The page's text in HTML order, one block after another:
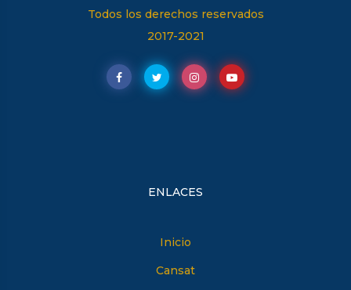
Todos los derechos reservados
2017-2021
/peu.unam/peu_unam/peu.unam
ENLACES
Inicio
Cansat